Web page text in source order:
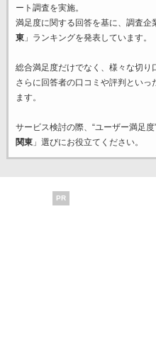
ート調査を実施。
満足度に関する回答を基に、調査企
東」ランキングを発表しています。
総合満足度だけでなく、様々な切り
さらに回答者の口コミや評判とい
ます。
サービス検討の際、“ユーザー満足
関東」選びにお役立てください。
PR